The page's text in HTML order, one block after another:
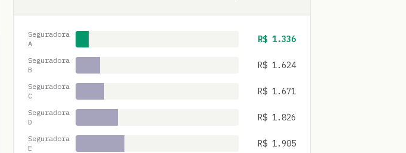
Seguradora
A
R$ 1.336
Seguradora
B
R$ 1.624
Seguradora
C
R$ 1.671
Seguradora
D
R$ 1.826
Seguradora
E
R$ 1.905